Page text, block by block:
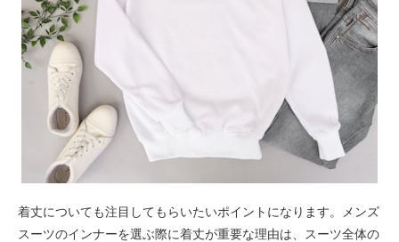
着丈についても注目してもらいたいポイントになります。メンズ
スーツのインナーを選ぶ際に着丈が重要な理由は、スーツ全体の